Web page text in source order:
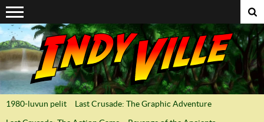
Suoraan sisältöön
1980-luvun pelit
Last Crusade: The Graphic Adventure